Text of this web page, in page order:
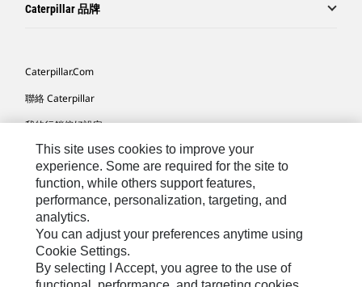
Caterpillar 品牌
Caterpillar.com
聯絡 Caterpillar
我的行銷偏好設定
網站地圖
Cookie Settings
法律
隱私權
關於 Cat
This site uses cookies to improve your
experience. Some are required for the site to
function, while others support features,
performance, personalization, targeting, and
analytics.
You can adjust your preferences anytime using
Cookie Settings.
By selecting I Accept, you agree to the use of